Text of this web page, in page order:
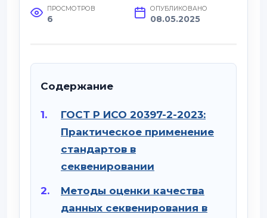
ПРОСМОТРОВ
6
ОПУБЛИКОВАНО
08.05.2025
Содержание
ГОСТ Р ИСО 20397-2-2023:
Практическое применение
стандартов в
секвенировании
Методы оценки качества
данных секвенирования в